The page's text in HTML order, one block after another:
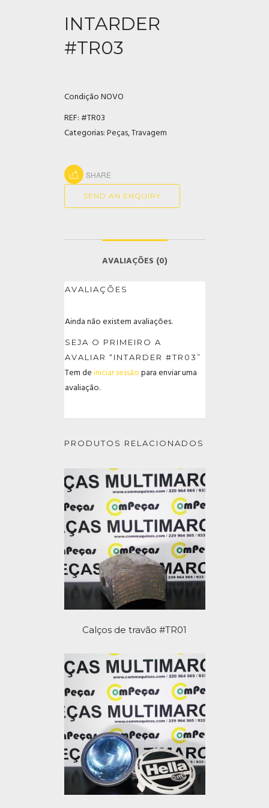
INTARDER
#TR03
Condição NOVO
REF:#TR03
Categorias:Peças,Travagem
SHARE
SEND AN ENQUIRY
AVALIAÇÕES (0)
AVALIAÇÕES
Ainda não existem avaliações.
SEJA O PRIMEIRO A
AVALIAR “INTARDER #TR03”
Tem deiniciar sessãopara enviar uma
avaliação.
PRODUTOS RELACIONADOS
Calços de travão #TR01